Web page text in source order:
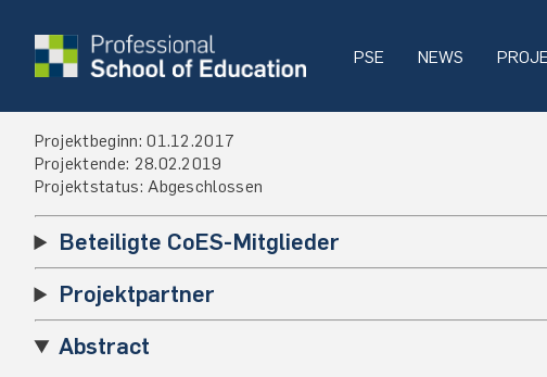
PSE NEWS
Projektbeginn: 01.12.2017
Projektende: 28.02.2019
Projektstatus: Abgeschlossen
Beteiligte CoES-Mitglieder
Projektpartner
Abstract